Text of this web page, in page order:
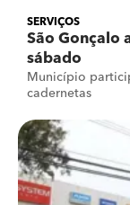
SERVIÇOS
São Gonçalo
sábado
Município
cadernetas